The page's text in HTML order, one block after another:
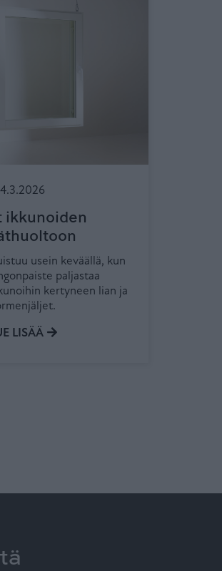
4.3.2026
ikkunoiden
usein keväällä, kun
paljastaa
kertyneen lian ja
LISÄÄ